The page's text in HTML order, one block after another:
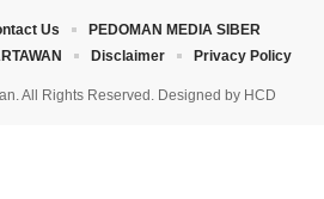
All Rights Reserved. Designed by HCD
Us
PEDOMAN MEDIA SIBER
Disclaimer Privacy Policy